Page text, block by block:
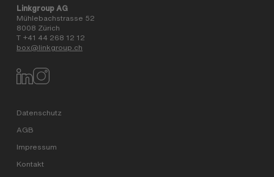
Linkgroup AG
Mühlebachstrasse 52
8008 Zürich
T +41 44 268 12 12
box@linkgroup.ch
Datenschutz
AGB
Impressum
Kontakt